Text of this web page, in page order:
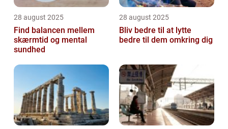
28 august 2025
Find balancen mellem
skærmtid og mental
sundhed
28 august 2025
Bliv bedre til at lytte
bedre til dem omkring dig